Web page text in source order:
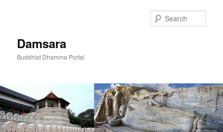
Damsara
Buddhist Dhamma Portal